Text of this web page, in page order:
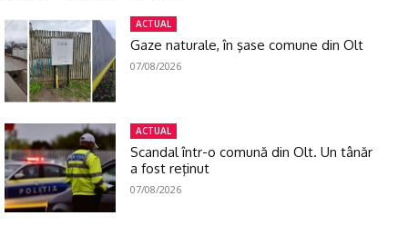
ACTUAL
Gaze naturale, în şase comune din Olt
07/08/2026
ACTUAL
Scandal într-o comună din Olt. Un tânăr
a fost reţinut
07/08/2026